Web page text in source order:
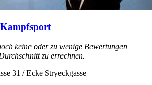
keine oder zu wenige Bewertungen
zu errechnen.
31 / Ecke Stryeckgasse